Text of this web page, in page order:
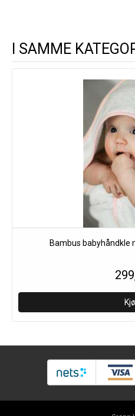
I SAMME
Bambus babyhåndkle